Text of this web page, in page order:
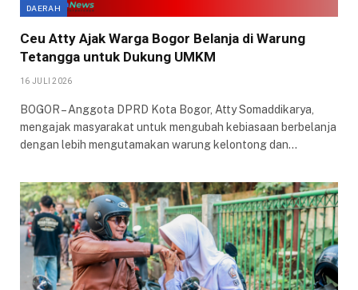
DAERAH
Ceu Atty Ajak Warga Bogor Belanja di Warung
Tetangga untuk Dukung UMKM
16 JULI 2026
BOGOR – Anggota DPRD Kota Bogor, Atty Somaddikarya,
mengajak masyarakat untuk mengubah kebiasaan berbelanja
dengan lebih mengutamakan warung kelontong dan…